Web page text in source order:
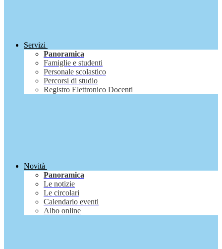
Servizi
Panoramica
Famiglie e studenti
Personale scolastico
Percorsi di studio
Registro Elettronico Docenti
Novità
Panoramica
Le notizie
Le circolari
Calendario eventi
Albo online